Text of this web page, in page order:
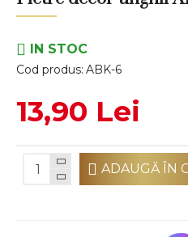
IN STOC
Cod produs: ABK-6
13,90 Lei
ADAUGĂ ÎN